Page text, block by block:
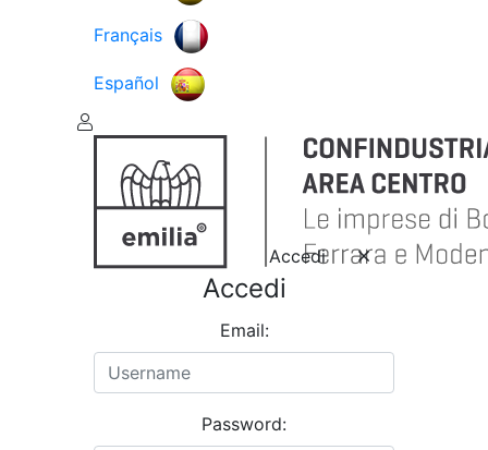
Français
Español
Accedi
Accedi
Email:
Password: